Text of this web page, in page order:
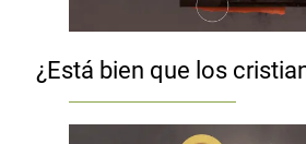
¿Está bien que los